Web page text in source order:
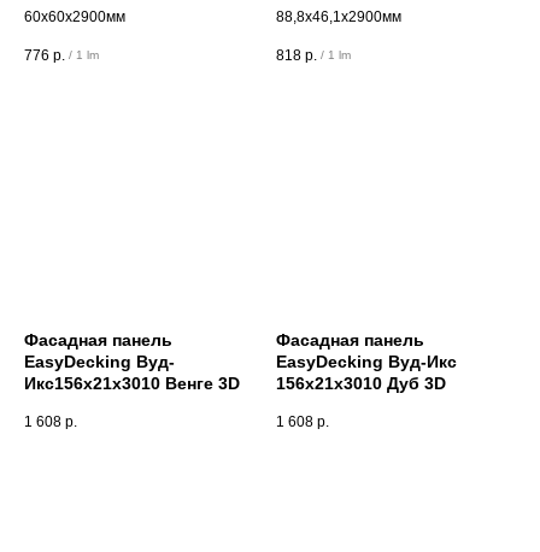
60х60х2900мм
776 р. / 1 lm
88,8х46,1х2900мм
818 р. / 1 lm
Фасадная панель
EasyDecking Вуд-
Икс156х21х3010 Венге 3D
1 608 р.
Фасадная панель
EasyDecking Вуд-Икс
156х21х3010 Дуб 3D
1 608 р.